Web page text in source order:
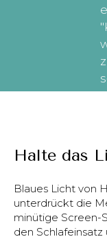
Halte das
Blaues Licht von
unterdrückt die
minütige Screen-
den